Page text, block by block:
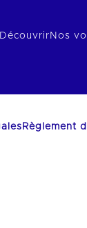
Découvrir Nos
Règlement